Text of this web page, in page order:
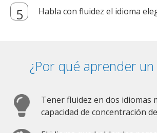
Habla con fluidez el idioma
¿Por qué aprender un
Tener fluidez en dos idiomas
capacidad de concentración